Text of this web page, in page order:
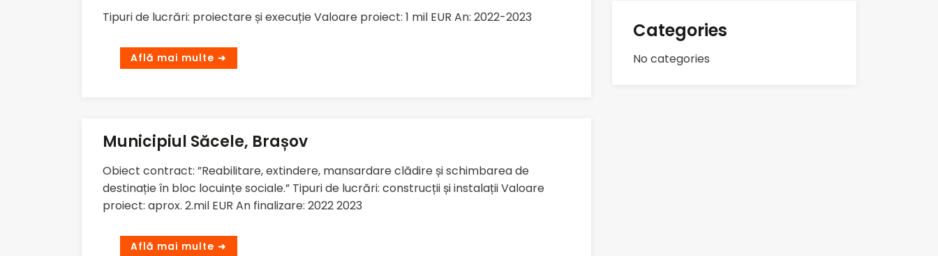
Tipuri de lucrări: proiectare și execuție Valoare proiect: 1 mil EUR An: 2022-2023
Municipiul Săcele, Brașov
Obiect contract: ”Reabilitare, extindere, mansardare clădire și schimbarea de
destinație în bloc locuințe sociale.” Tipuri de lucrări: construcții și instalații Valoare
proiect: aprox. 2.mil EUR An finalizare: 2022 2023
Categories
No categories